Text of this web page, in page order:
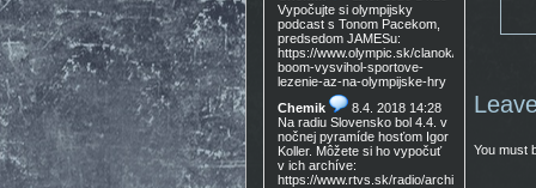
Vypočujte si olympijsky
podcast s Tonom Pacekom,
predsedom JAMESu:
https://www.olympic.sk/clanok/celosvetovy-
boom-vysvihol-sportove-
lezenie-az-na-olympijske-hry
Chemik
8.4. 2018 14:28
Na radiu Slovensko bol 4.4. v
nočnej pyramíde hosťom Igor
Koller. Môžete si ho vypočuť
v ich archíve:
https://www.rtvs.sk/radio/archiv/11436/
You must